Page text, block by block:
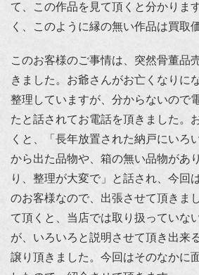
て、この作品を見て頂くと分かりま
く、このように縁の無い作品は買取
このお客様のご事情は、突然骨董品
きました。お爺さんがお亡くなりに
整理していますが、分からないので
たと話されてお電話を頂きました。
くと、「長年放置された納戸にいろ
から出た品物や、箱の無い品物があ
り、整理が大変で」と話され、今回
のお客様なので、出張させて頂きま
て頂くと、当店では取り扱っていな
が、いろいろと説明させて頂き出来
譲り頂きました。今回はそのなかに